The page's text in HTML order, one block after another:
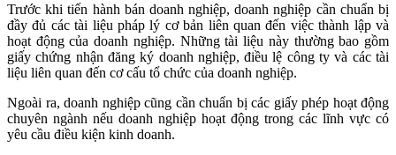
Trước khi tiến hành bán doanh nghiệp, doanh nghiệp cần chuẩn bị
đầy đủ các tài liệu pháp lý cơ bản liên quan đến việc thành lập và
hoạt động của doanh nghiệp. Những tài liệu này thường bao gồm
giấy chứng nhận đăng ký doanh nghiệp, điều lệ công ty và các tài
liệu liên quan đến cơ cấu tổ chức của doanh nghiệp.
Ngoài ra, doanh nghiệp cũng cần chuẩn bị các giấy phép hoạt động
chuyên ngành nếu doanh nghiệp hoạt động trong các lĩnh vực có
yêu cầu điều kiện kinh doanh.